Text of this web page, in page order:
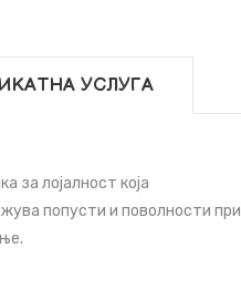
УСЛУГА
за лојалност која
попусти и поволности при